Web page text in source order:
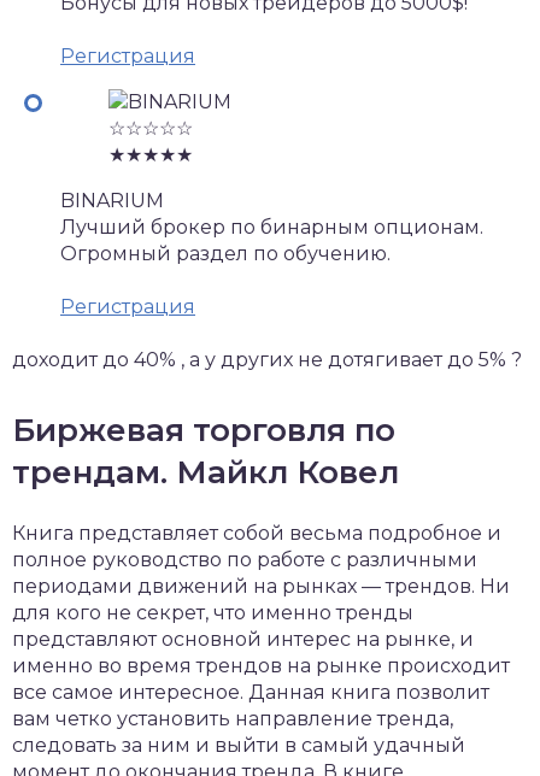
Регистрация
☆☆☆☆☆
★★★★★
BINARIUM
Лучший брокер по бинарным опционам.
Огромный раздел по обучению.
Регистрация
доходит до 40% , а у других не дотягивает до 5% ?
Биржевая торговля по
трендам. Майкл Ковел
Книга представляет собой весьма подробное и
полное руководство по работе с различными
периодами движений на рынках — трендов. Ни
для кого не секрет, что именно тренды
представляют основной интерес на рынке, и
именно во время трендов на рынке происходит
все самое интересное. Данная книга позволит
вам четко установить направление тренда,
следовать за ним и выйти в самый удачный